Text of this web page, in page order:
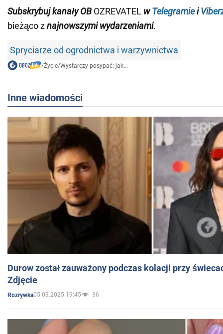
Subskrybuj kanały OB OZREVATEL w Telegramiei
bieżąco znajnowszymi wydarzeniami.
Spryciarze od ogrodnictwa i warzywnictwa
/Życie/Wystarczy posypać: jak...
Inne wiadomości
Durow został zauważony podczas kolacji przy
Zdjęcie
Rozrywka05.03.2025 19:45 36